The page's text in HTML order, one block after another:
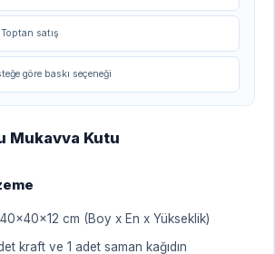
satış
göre baskı seçeneği
Mukavva Kutu
cm (Boy x En x Yükseklik)
kraft ve 1 adet saman kağıdın